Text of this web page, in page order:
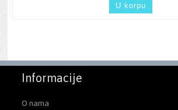
U korpu
Informacije
O nama